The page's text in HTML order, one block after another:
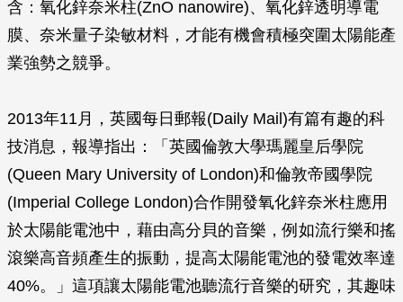
含：氧化鋅奈米柱(ZnO nanowire)、氧化鋅透明導電
膜、奈米量子染敏材料，才能有機會積極突圍太陽能產
業強勢之競爭。
2013年11月，英國每日郵報(Daily Mail)有篇有趣的科
技消息，報導指出：「英國倫敦大學瑪麗皇后學院
(Queen Mary University of London)和倫敦帝國學院
(Imperial College London)合作開發氧化鋅奈米柱應用
於太陽能電池中，藉由高分貝的音樂，例如流行樂和搖
滾樂高音頻產生的振動，提高太陽能電池的發電效率達
40%。」這項讓太陽能電池聽流行音樂的研究，其趣味